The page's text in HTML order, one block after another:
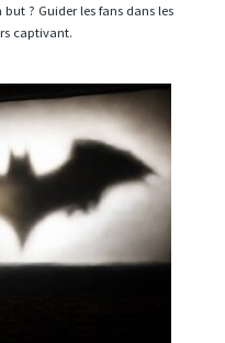
? Guider les fans dans les
captivant.